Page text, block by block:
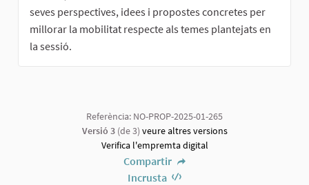
seves perspectives, idees i propostes concretes per
millorar la mobilitat respecte als temes plantejats en
la sessió.
Referència: NO-PROP-2025-01-265
Versió 3(de 3) veure altres versions
Verifica l'empremta digital
Compartir
Incrusta